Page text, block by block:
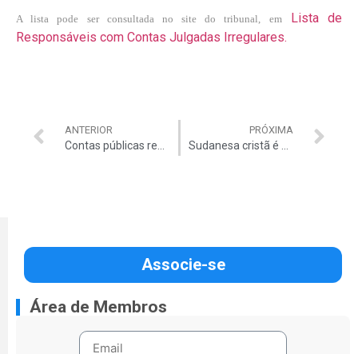
A lista pode ser consultada no site do tribunal, em
Lista de
Responsáveis com Contas Julgadas Irregulares.
ANTERIOR PRÓXIMA
Associe-se
Área de Membros